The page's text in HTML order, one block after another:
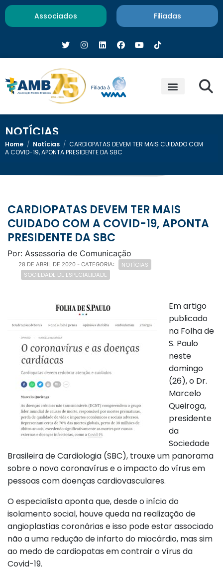
Associados Filiadas
NOTÍCIAS
Home / Notícias / CARDIOPATAS DEVEM TER MAIS CUIDADO COM
A COVID-19, APONTA PRESIDENTE DA SBC
CARDIOPATAS DEVEM TER MAIS
CUIDADO COM A COVID-19, APONTA
PRESIDENTE DA SBC
Por: Assessoria de Comunicação
28 DE ABRIL DE 2020 - CATEGORIA:
NOTÍCIAS
SOCIEDADE DE ESPECIALIDADE
Em artigo
publicado
na Folha de
S. Paulo
neste
domingo
(26), o Dr.
Marcelo
Queiroga,
presidente
da
Sociedade
Brasileira de Cardiologia (SBC), trouxe um panorama
sobre o novo coronavírus e o impacto do vírus em
pessoas com doenças cardiovasculares.
O especialista aponta que, desde o início do
isolamento social, houve queda na realização de
angioplastias coronárias e isso pode estar associado
não a uma redução de infarto do miocárdio, mas sim
ao medo de cardiopatas em contrair o vírus da
Covid-19.